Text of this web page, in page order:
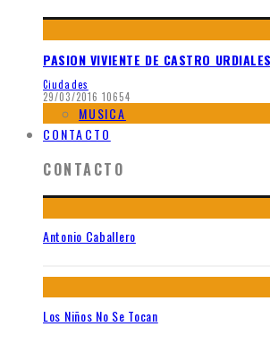
PASION VIVIENTE DE CASTRO
Ciudades
29/03/2016 10654
MUSICA
CONTACTO
CONTACTO
Antonio Caballero
Los Niños No Se Tocan